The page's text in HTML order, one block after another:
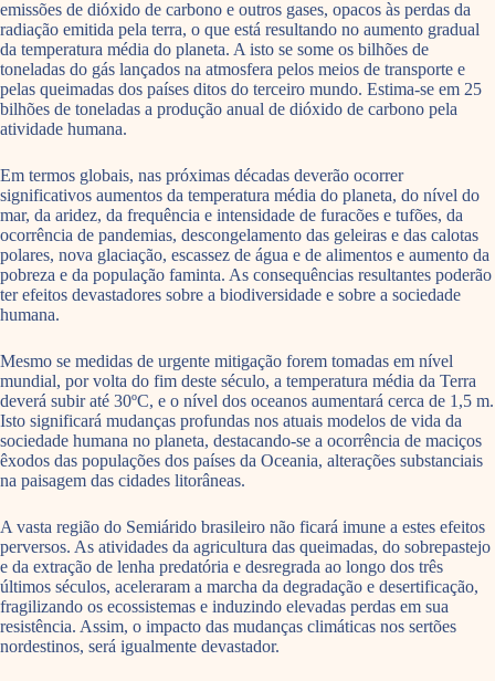
emissões de dióxido de carbono e outros gases, opacos às perdas da
radiação emitida pela terra, o que está resultando no aumento gradual
da temperatura média do planeta. A isto se some os bilhões de
toneladas do gás lançados na atmosfera pelos meios de transporte e
pelas queimadas dos países ditos do terceiro mundo. Estima-se em 25
bilhões de toneladas a produção anual de dióxido de carbono pela
atividade humana.
Em termos globais, nas próximas décadas deverão ocorrer
significativos aumentos da temperatura média do planeta, do nível do
mar, da aridez, da frequência e intensidade de furacões e tufões, da
ocorrência de pandemias, descongelamento das geleiras e das calotas
polares, nova glaciação, escassez de água e de alimentos e aumento da
pobreza e da população faminta. As consequências resultantes poderão
ter efeitos devastadores sobre a biodiversidade e sobre a sociedade
humana.
Mesmo se medidas de urgente mitigação forem tomadas em nível
mundial, por volta do fim deste século, a temperatura média da Terra
deverá subir até 30ºC, e o nível dos oceanos aumentará cerca de 1,5 m.
Isto significará mudanças profundas nos atuais modelos de vida da
sociedade humana no planeta, destacando-se a ocorrência de maciços
êxodos das populações dos países da Oceania, alterações substanciais
na paisagem das cidades litorâneas.
A vasta região do Semiárido brasileiro não ficará imune a estes efeitos
perversos. As atividades da agricultura das queimadas, do sobrepastejo
e da extração de lenha predatória e desregrada ao longo dos três
últimos séculos, aceleraram a marcha da degradação e desertificação,
fragilizando os ecossistemas e induzindo elevadas perdas em sua
resistência. Assim, o impacto das mudanças climáticas nos sertões
nordestinos, será igualmente devastador.